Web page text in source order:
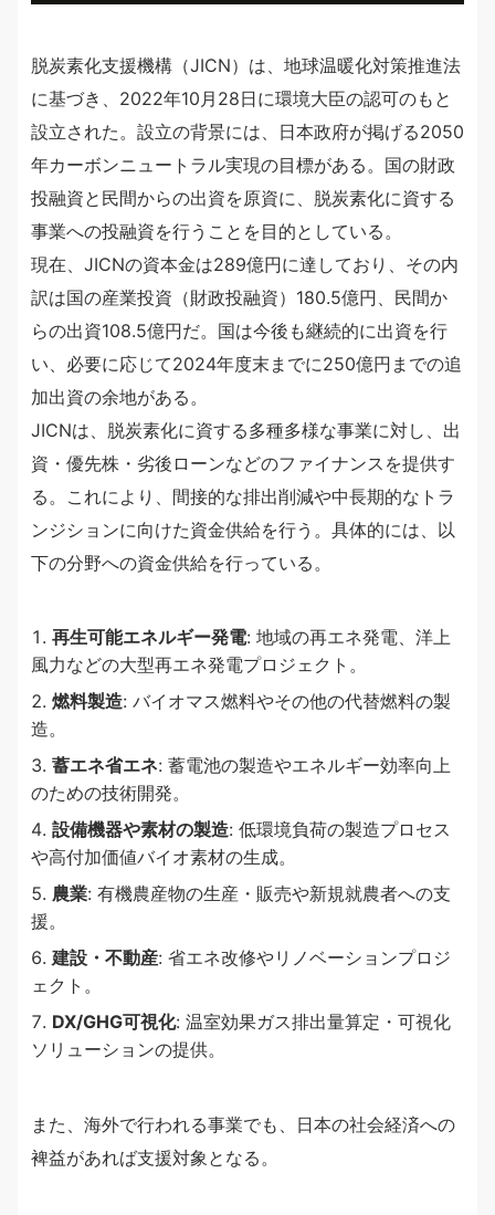
脱炭素化支援機構（JICN）は、地球温暖化対策推進法
に基づき、2022年10月28日に環境大臣の認可のもと
設立された。設立の背景には、日本政府が掲げる2050
年カーボンニュートラル実現の目標がある。国の財政
投融資と民間からの出資を原資に、脱炭素化に資する
事業への投融資を行うことを目的としている。
現在、JICNの資本金は289億円に達しており、その内
訳は国の産業投資（財政投融資）180.5億円、民間か
らの出資108.5億円だ。国は今後も継続的に出資を行
い、必要に応じて2024年度末までに250億円までの追
加出資の余地がある。
JICNは、脱炭素化に資する多種多様な事業に対し、出
資・優先株・劣後ローンなどのファイナンスを提供す
る。これにより、間接的な排出削減や中長期的なトラ
ンジションに向けた資金供給を行う。具体的には、以
下の分野への資金供給を行っている。
再生可能エネルギー発電: 地域の再エネ発電、洋上
風力などの大型再エネ発電プロジェクト。
燃料製造: バイオマス燃料やその他の代替燃料の製
造。
蓄エネ省エネ: 蓄電池の製造やエネルギー効率向上
のための技術開発。
設備機器や素材の製造: 低環境負荷の製造プロセス
や高付加価値バイオ素材の生成。
農業: 有機農産物の生産・販売や新規就農者への支
援。
建設・不動産: 省エネ改修やリノベーションプロジ
ェクト。
DX/GHG可視化: 温室効果ガス排出量算定・可視化
ソリューションの提供。
また、海外で行われる事業でも、日本の社会経済への
裨益があれば支援対象となる。